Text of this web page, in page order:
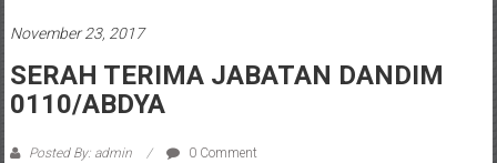
November 23, 2017
SERAH TERIMA JABATAN DANDIM
0110/ABDYA
Posted By: admin 0 Comment